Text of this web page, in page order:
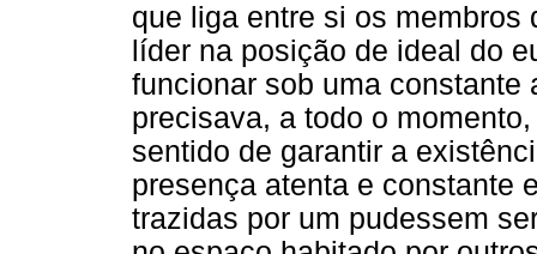
que liga entre si os
líder na posição de ideal do
funcionar sob uma constante
precisava, a todo o
sentido de garantir a
presença atenta e constante
trazidas por um pudessem